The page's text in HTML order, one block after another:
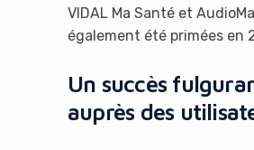
VIDAL Ma Santé et
également été primées en
Un succès
auprès des